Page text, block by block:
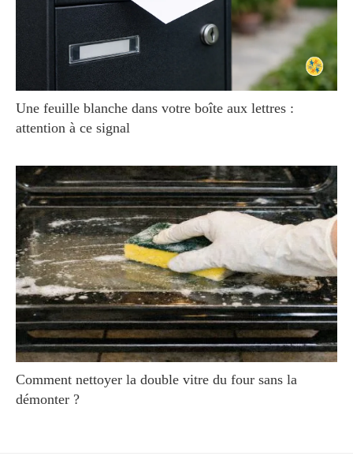
Une feuille blanche dans votre boîte aux lettres :
attention à ce signal
Comment nettoyer la double vitre du four sans la
démonter ?